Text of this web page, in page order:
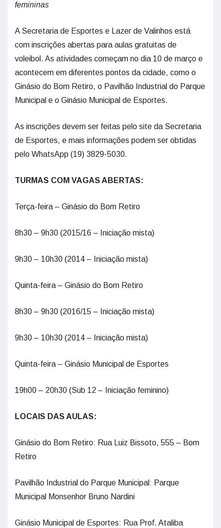
femininas
A Secretaria de Esportes e Lazer de Valinhos está
com inscrições abertas para aulas gratuitas de
voleibol. As atividades começam no dia 10 de março e
acontecem em diferentes pontos da cidade, como o
Ginásio do Bom Retiro, o Pavilhão Industrial do Parque
Municipal e o Ginásio Municipal de Esportes.
As inscrições devem ser feitas pelo site da Secretaria
de Esportes, e mais informações podem ser obtidas
pelo WhatsApp (19) 3829-5030.
TURMAS COM VAGAS ABERTAS:
Terça-feira – Ginásio do Bom Retiro
8h30 – 9h30 (2015/16 – Iniciação mista)
9h30 – 10h30 (2014 – Iniciação mista)
Quinta-feira – Ginásio do Bom Retiro
8h30 – 9h30 (2016/15 – Iniciação mista)
9h30 – 10h30 (2014 – Iniciação mista)
Quinta-feira – Ginásio Municipal de Esportes
19h00 – 20h30 (Sub 12 – Iniciação feminino)
LOCAIS DAS AULAS:
Ginásio do Bom Retiro: Rua Luiz Bissoto, 555 – Bom
Retiro
Pavilhão Industrial do Parque Municipal: Parque
Municipal Monsenhor Bruno Nardini
Ginásio Municipal de Esportes: Rua Prof. Ataliba